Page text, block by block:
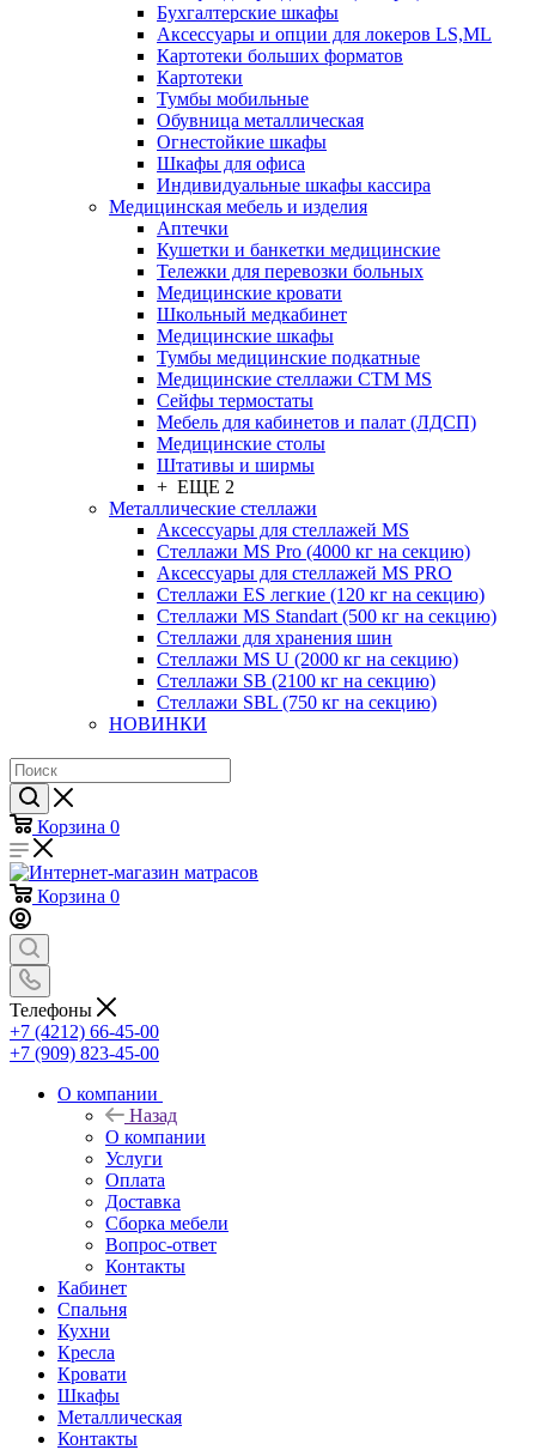
Бухгалтерские шкафы
Аксессуары и опции для локеров LS,ML
Картотеки больших форматов
Картотеки
Тумбы мобильные
Обувница металлическая
Огнестойкие шкафы
Шкафы для офиса
Индивидуальные шкафы кассира
Медицинская мебель и изделия
Аптечки
Кушетки и банкетки медицинские
Тележки для перевозки больных
Медицинские кровати
Школьный медкабинет
Медицинские шкафы
Тумбы медицинские подкатные
Медицинские стеллажи CTM MS
Сейфы термостаты
Мебель для кабинетов и палат (ЛДСП)
Медицинские столы
Штативы и ширмы
+ ЕЩЕ 2
Металлические стеллажи
Аксессуары для стеллажей MS
Стеллажи MS Pro (4000 кг на секцию)
Аксессуары для стеллажей MS PRO
Стеллажи ES легкие (120 кг на секцию)
Стеллажи MS Standart (500 кг на секцию)
Стеллажи для хранения шин
Стеллажи MS U (2000 кг на секцию)
Стеллажи SB (2100 кг на секцию)
Стеллажи SBL (750 кг на секцию)
НОВИНКИ
Корзина 0
Корзина 0
Телефоны
+7 (4212) 66-45-00
+7 (909) 823-45-00
О компании
Назад
О компании
Услуги
Оплата
Доставка
Сборка мебели
Вопрос-ответ
Контакты
Кабинет
Спальня
Кухни
Кресла
Кровати
Шкафы
Металлическая
Контакты